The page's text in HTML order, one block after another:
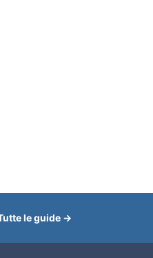
le guide →